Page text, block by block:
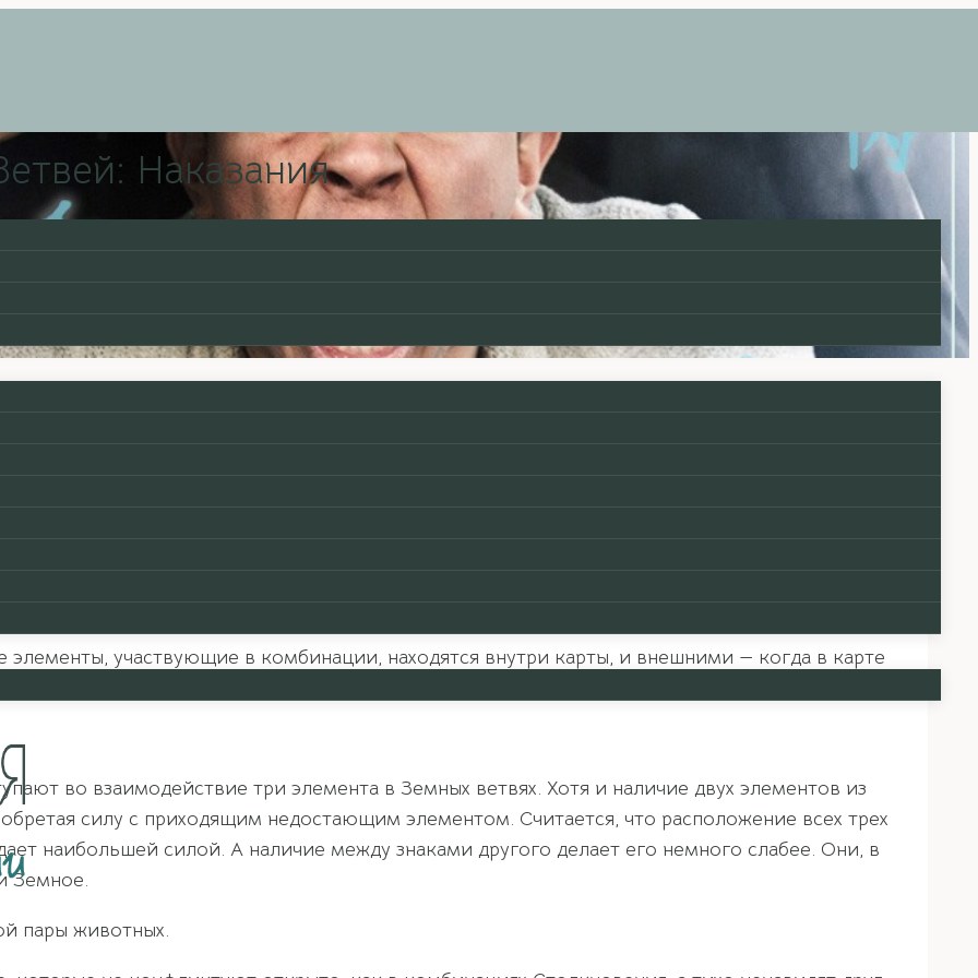
Наказания
мы начали рассматривать в предыдущих статьях, называется Наказанием и считается
в судьбе человека, то Наказания более скрытые, тонкие по своей сути и как медленно
до последнего момента.
участвующие в комбинации, находятся внутри карты, и внешними — когда в карте
появляется в приходящих столпах.
во взаимодействие три элемента в Земных ветвях. Хотя и наличие двух элементов из
силу с приходящим недостающим элементом. Считается, что расположение всех трех
наибольшей силой. А наличие между знаками другого делает его немного слабее. Они, в
Земное.
пары животных.